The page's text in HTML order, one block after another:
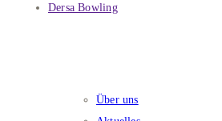
Dersa Bowling
Über uns